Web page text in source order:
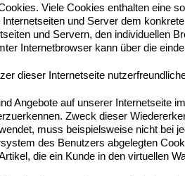
Viele Cookies enthalten eine
und Server dem
und Servern, den individuellen
Internetbrowser kann über die
dieser Internetseite
Angebote auf unserer Internetseite
Zweck dieser
muss beispielsweise nicht bei
des Benutzers abgelegten
die ein Kunde in den virtuellen